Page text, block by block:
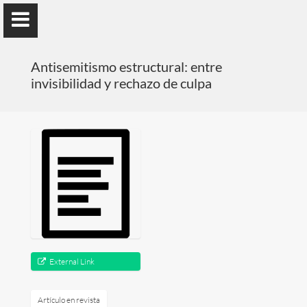
); ga('send', 'pageview');
Benno Herzog
Universidad de Valencia
Presentación
Investigación
Publicaciones
Docencia
Antisemitismo estructural: entre
invisibilidad y rechazo de culpa
External Link
Artículo en revista